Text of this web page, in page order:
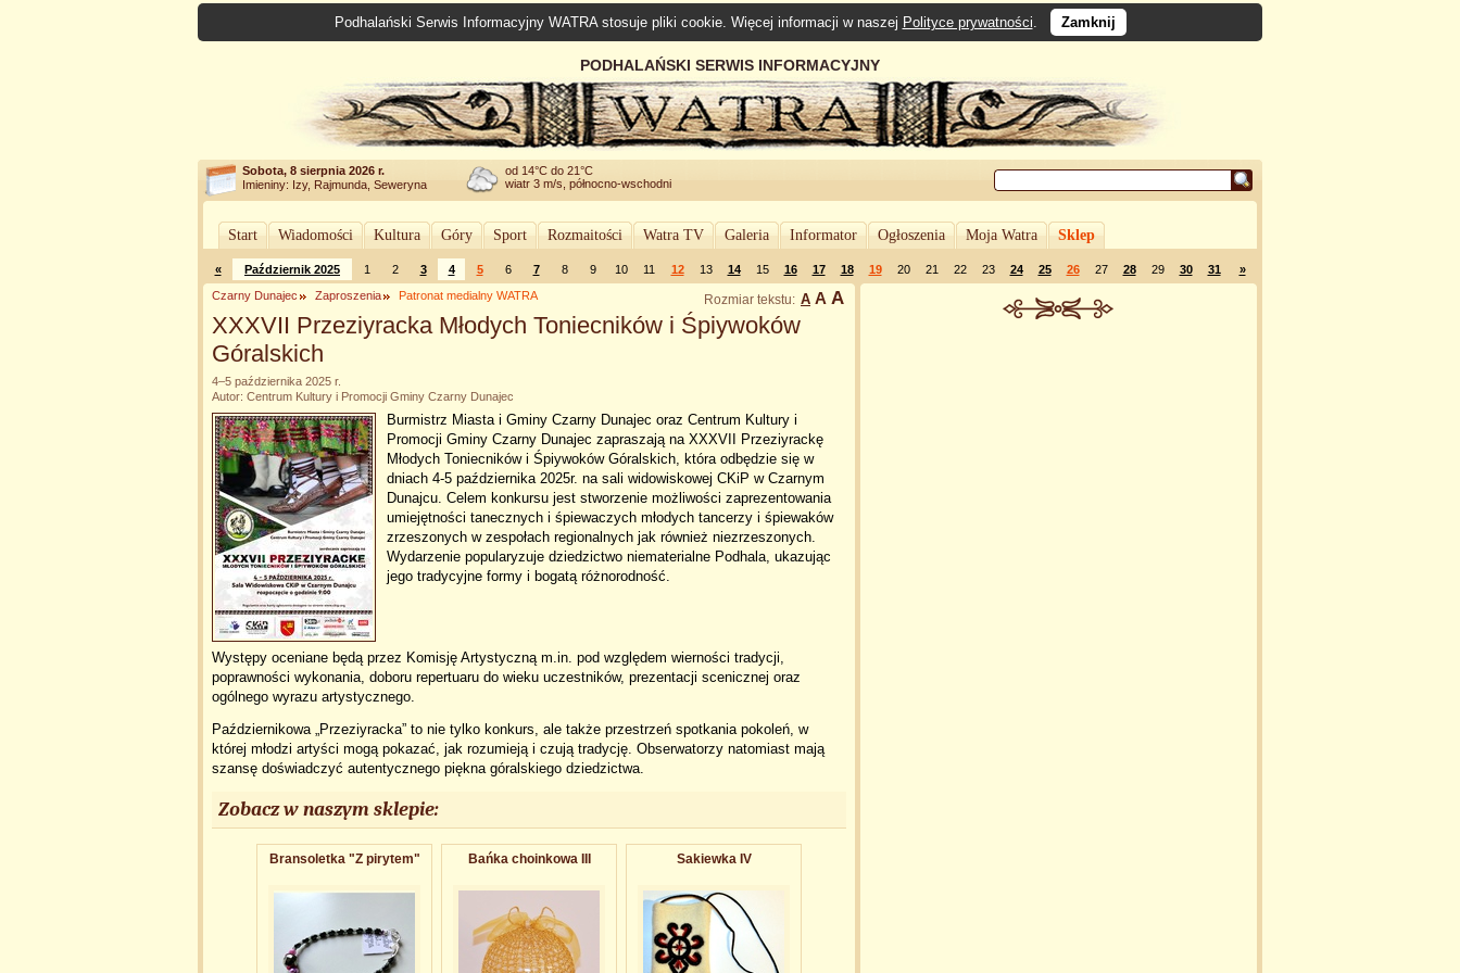
Podhalański Serwis Informacyjny WATRA stosuje pliki cookie. Więcej informacji w naszej Polityce prywatności. Zamknij
PODHALAŃSKI SERWIS INFORMACYJNY
Sobota, 8 sierpnia 2026 r.
Imieniny: Izy, Rajmunda, Seweryna
od 14°C do 21°C
wiatr 3 m/s, północno-wschodni
Start Wiadomości Kultura Góry Sport Rozmaitości Watra TV Galeria Informator Ogłoszenia Moja Watra Sklep
« Październik 2025 1 2 3 4 5 6 7 8 9 10 11 12 13 14 15 16 17 18 19 20 21 22 23 24 25 26 27 28 29 30 31 »
Rozmiar tekstu: A A A
Czarny Dunajec Zaproszenia Patronat medialny WATRA
XXXVII Przeziyracka Młodych Toniecników i Śpiywoków
Góralskich
4–5 października 2025 r.
Autor: Centrum Kultury i Promocji Gminy Czarny Dunajec
Burmistrz Miasta i Gminy Czarny Dunajec oraz Centrum Kultury i
Promocji Gminy Czarny Dunajec zapraszają na XXXVII Przeziyrackę
Młodych Toniecników i Śpiywoków Góralskich, która odbędzie się w
dniach 4-5 października 2025r. na sali widowiskowej CKiP w Czarnym
Dunajcu. Celem konkursu jest stworzenie możliwości zaprezentowania
umiejętności tanecznych i śpiewaczych młodych tancerzy i śpiewaków
zrzeszonych w zespołach regionalnych jak również niezrzeszonych.
Wydarzenie popularyzuje dziedzictwo niematerialne Podhala, ukazując
jego tradycyjne formy i bogatą różnorodność.
Występy oceniane będą przez Komisję Artystyczną m.in. pod względem wierności tradycji,
poprawności wykonania, doboru repertuaru do wieku uczestników, prezentacji scenicznej oraz
ogólnego wyrazu artystycznego.
Październikowa „Przeziyracka” to nie tylko konkurs, ale także przestrzeń spotkania pokoleń, w
której młodzi artyści mogą pokazać, jak rozumieją i czują tradycję. Obserwatorzy natomiast mają
szansę doświadczyć autentycznego piękna góralskiego dziedzictwa.
Zobacz w naszym sklepie:
Bransoletk​a "Z pirytem" Bańka choinkowa III Sakiewka IV